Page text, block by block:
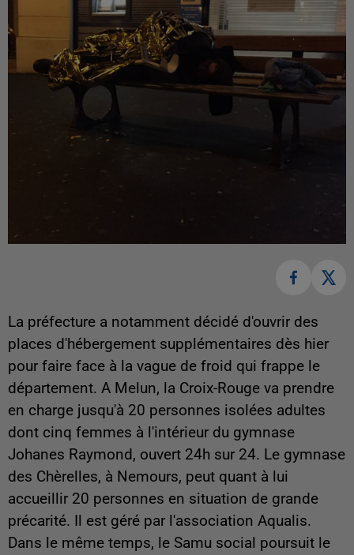
La préfecture a notamment décidé d'ouvrir des
places d'hébergement supplémentaires dès hier
pour faire face à la vague de froid qui frappe le
département. A Melun, la Croix-Rouge va prendre
en charge jusqu'à 20 personnes isolées adultes
dont cinq femmes à l'intérieur du gymnase
Johanes Raymond, ouvert 24h sur 24. Le gymnase
des Chèrelles, à Nemours, peut quant à lui
accueillir 20 personnes en situation de grande
précarité. Il est géré par l'association Aqualis.
Dans le même temps, le Samu social poursuit le